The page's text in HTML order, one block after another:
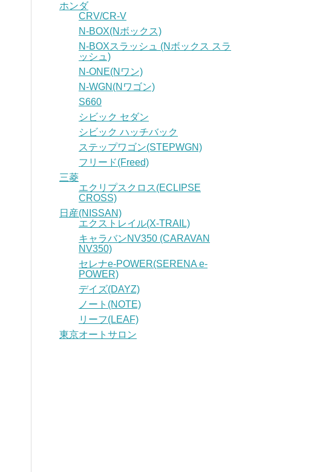
ホンダ
CRV/CR-V
N-BOX(Nボックス)
N-BOXスラッシュ (Nボックス スラ
ッシュ)
N-ONE(Nワン)
N-WGN(Nワゴン)
S660
シビック セダン
シビック ハッチバック
ステップワゴン(STEPWGN)
フリード(Freed)
三菱
エクリプスクロス(ECLIPSE
CROSS)
日産(NISSAN)
エクストレイル(X-TRAIL)
キャラバンNV350 (CARAVAN
NV350)
セレナe-POWER(SERENA e-
POWER)
デイズ(DAYZ)
ノート(NOTE)
リーフ(LEAF)
東京オートサロン